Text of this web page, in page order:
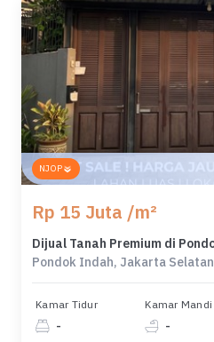
NJOP
Rp 15 Juta /m²
Pondok Indah, Jakarta Selatan
Kamar Tidur
-
Kamar Mandi
-